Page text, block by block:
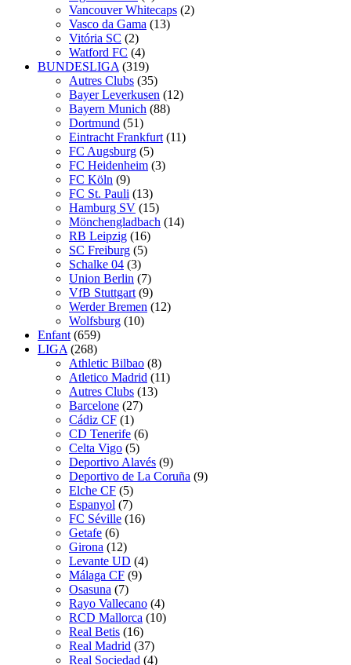
Vancouver Whitecaps (2)
Vasco da Gama (13)
Vitória SC (2)
Watford FC (4)
BUNDESLIGA (319)
Autres Clubs (35)
Bayer Leverkusen (12)
Bayern Munich (88)
Dortmund (51)
Eintracht Frankfurt (11)
FC Augsburg (5)
FC Heidenheim (3)
FC Köln (9)
FC St. Pauli (13)
Hamburg SV (15)
Mönchengladbach (14)
RB Leipzig (16)
SC Freiburg (5)
Schalke 04 (3)
Union Berlin (7)
VfB Stuttgart (9)
Werder Bremen (12)
Wolfsburg (10)
Enfant (659)
LIGA (268)
Athletic Bilbao (8)
Atletico Madrid (11)
Autres Clubs (13)
Barcelone (27)
Cádiz CF (1)
CD Tenerife (6)
Celta Vigo (5)
Deportivo Alavés (9)
Deportivo de La Coruña (9)
Elche CF (5)
Espanyol (7)
FC Séville (16)
Getafe (6)
Girona (12)
Levante UD (4)
Málaga CF (9)
Osasuna (7)
Rayo Vallecano (4)
RCD Mallorca (10)
Real Betis (16)
Real Madrid (37)
Real Sociedad (4)